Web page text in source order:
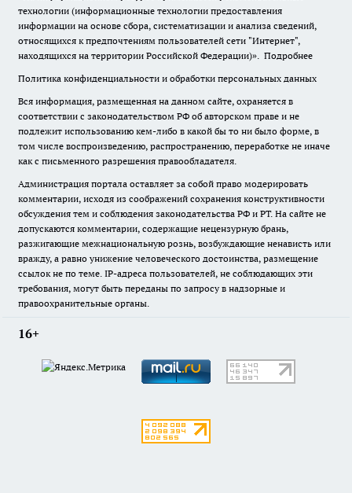
технологии (информационные технологии предоставления
информации на основе сбора, систематизации и анализа сведений,
относящихся к предпочтениям пользователей сети "Интернет",
находящихся на территории Российской Федерации)». Подробнее
Политика конфиденциальности и обработки персональных данных
Вся информация, размещенная на данном сайте, охраняется в
соответствии с законодательством РФ об авторском праве и не
подлежит использованию кем-либо в какой бы то ни было форме, в
том числе воспроизведению, распространению, переработке не иначе
как с письменного разрешения правообладателя.
Администрация портала оставляет за собой право модерировать
комментарии, исходя из соображений сохранения конструктивности
обсуждения тем и соблюдения законодательства РФ и РТ. На сайте не
допускаются комментарии, содержащие нецензурную брань,
разжигающие межнациональную рознь, возбуждающие ненависть или
вражду, а равно унижение человеческого достоинства, размещение
ссылок не по теме. IP-адреса пользователей, не соблюдающих эти
требования, могут быть переданы по запросу в надзорные и
правоохранительные органы.
16+